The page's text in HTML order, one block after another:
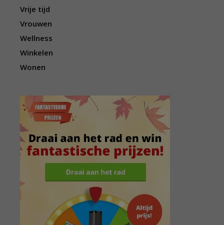
Vrije tijd
Vrouwen
Wellness
Winkelen
Wonen